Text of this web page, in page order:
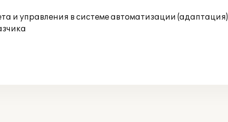
и управления в системе автоматизации (адаптация)